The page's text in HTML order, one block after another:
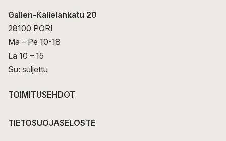
Gallen-Kallelankatu 20
28100 PORI
Ma – Pe 10-18
La 10 – 15
Su: suljettu
TOIMITUSEHDOT
TIETOSUOJASELOSTE